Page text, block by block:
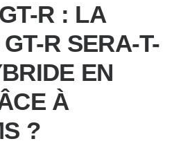
R : LA
R SERA-T-
EN
À
?